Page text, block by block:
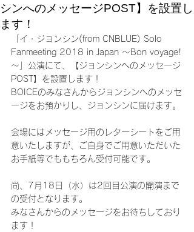
シンへのメッセージPOST】を設置し
ます！
「イ・ジョンシン(from CNBLUE) Solo
Fanmeeting 2018 in Japan ～Bon voyage!
～」公演にて、【ジョンシンへのメッセージ
POST】を設置します！
BOICEのみなさんからジョンシンへのメッセ
ージをお預かりし、ジョンシンに届けます。
会場にはメッセージ用のレターシートをご用
意いたしますが、ご自身でご用意いただいた
お手紙等でももちろん受付可能です。
尚、7月18日（水）は2回目公演の開演まで
の受付となります。
みなさんからのメッセージをお待ちしており
ます！